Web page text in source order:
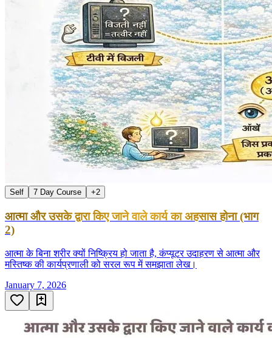
Self 7 Day Course +2
आत्मा और उसके द्वारा किए जाने वाले कार्य का अहसास होना (भाग
2)
आत्मा के बिना शरीर क्यों निष्क्रिय हो जाता है, कंप्यूटर उदाहरण से आत्मा और
मस्तिष्क की कार्यप्रणाली को सरल रूप में समझाता लेख।
January 7, 2026